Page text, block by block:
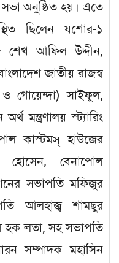
অনুষ্ঠিত হয়। এতে
ছিলেন যশোর-১
শেখ আফিল উদ্দীন,
জাতীয় রাজস্ব
ও গোয়েন্দা) সাইফুল,
মন্ত্রণালয় স্ট্যারিং
কাস্টমস্ হাউজের
হোসেন, বেনাপোল
সভাপতি মফিজুর
আলহাজ্ব শামছুর
হক লতা, সহ সভাপতি
সম্পাদক মহাসিন